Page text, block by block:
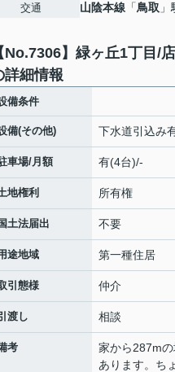
交通 山陰本線 「鳥取
No.7306】緑ヶ丘1丁目/
詳細情報
備条件
備(その他) 下水道引込み
車場/月額 有(4台)/-
地権利 所有権
土法届出 不要
途地域 第一種住居
引態様 仲介
渡し 相談
考
家から287m
あります。ち